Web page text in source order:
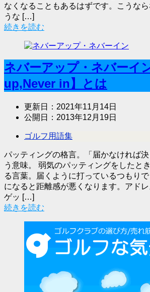
なくなることもあるはずです。こうな
うな […]
続きを読む
ネバーアップ・ネバーイ
up,Never in】とは
更新日： 2021年11月14日
公開日： 2013年12月19日
ゴルフ用語集
パッティングの格言。「届かなければ
う意味。 弱気のパッティングをしたと
る言葉。届くように打っているつもり
になると距離感が悪くなります。アド
ゲッ […]
続きを読む